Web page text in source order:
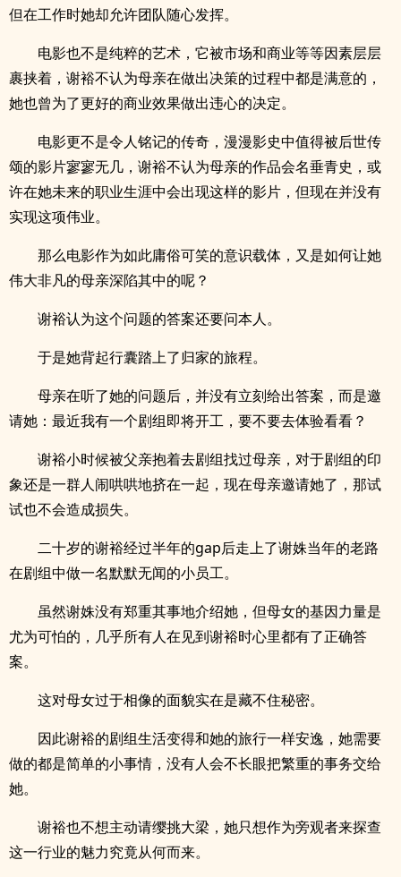
但在工作时她却允许团队随心发挥。
电影也不是纯粹的艺术，它被市场和商业等等因素层层
裹挟着，谢裕不认为母亲在做出决策的过程中都是满意的，
她也曾为了更好的商业效果做出违心的决定。
电影更不是令人铭记的传奇，漫漫影史中值得被后世传
颂的影片寥寥无几，谢裕不认为母亲的作品会名垂青史，或
许在她未来的职业生涯中会出现这样的影片，但现在并没有
实现这项伟业。
那么电影作为如此庸俗可笑的意识载体，又是如何让她
伟大非凡的母亲深陷其中的呢？
谢裕认为这个问题的答案还要问本人。
于是她背起行囊踏上了归家的旅程。
母亲在听了她的问题后，并没有立刻给出答案，而是邀
请她：最近我有一个剧组即将开工，要不要去体验看看？
谢裕小时候被父亲抱着去剧组找过母亲，对于剧组的印
象还是一群人闹哄哄地挤在一起，现在母亲邀请她了，那试
试也不会造成损失。
二十岁的谢裕经过半年的gap后走上了谢姝当年的老路
在剧组中做一名默默无闻的小员工。
虽然谢姝没有郑重其事地介绍她，但母女的基因力量是
尤为可怕的，几乎所有人在见到谢裕时心里都有了正确答
案。
这对母女过于相像的面貌实在是藏不住秘密。
因此谢裕的剧组生活变得和她的旅行一样安逸，她需要
做的都是简单的小事情，没有人会不长眼把繁重的事务交给
她。
谢裕也不想主动请缨挑大梁，她只想作为旁观者来探查
这一行业的魅力究竟从何而来。